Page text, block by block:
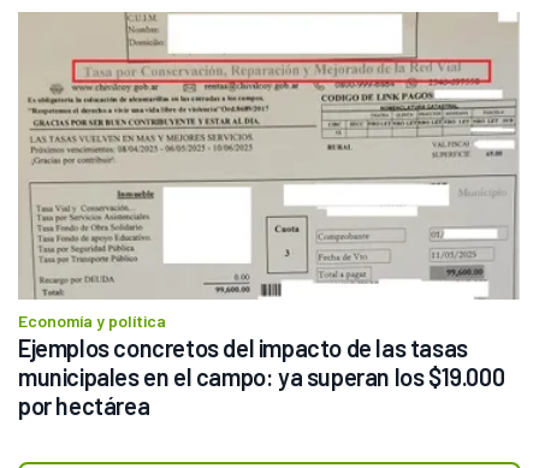
Economía y política
Ejemplos concretos del impacto de las tasas
municipales en el campo: ya superan los $19.000
por hectárea